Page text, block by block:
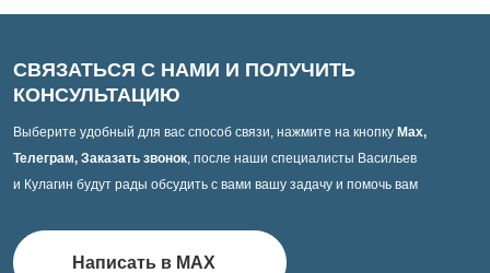
СВЯЗАТЬСЯ С НАМИ И ПОЛУЧИТЬ
КОНСУЛЬТАЦИЮ
Выберите удобный для вас способ связи, нажмите на кнопку Max,
Телеграм, Заказать звонок, после наши специалисты Васильев
и Кулагин будут рады обсудить с вами вашу задачу и помочь вам
Написать в MAX